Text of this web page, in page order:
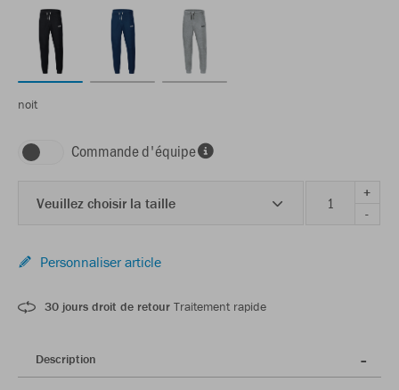
noit
Commande d'équipe
Veuillez choisir la taille
+
-
Personnaliser article
30 jours droit de retour Traitement rapide
Description